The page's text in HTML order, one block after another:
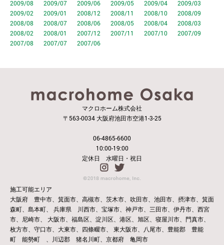
2009/08
2009/07 2009/06 2009/05 2009/04
2009/03
2009/02
2009/01 2008/12 2008/11 2008/10
2008/09
2008/08
2008/07 2008/06 2008/05 2008/04
2008/03
2008/02
2008/01 2007/12 2007/11 2007/10
2007/09
2007/08
2007/07 2007/06
マクロホーム株式会社
〒563-0034 大阪府池田市空港1-3-25
06-4865-6600
10:00-19:00
定休日 水曜日・祝日
施工可能エリア
大阪府 豊中市、箕面市、高槻市、茨木市、吹田市、池田市、摂津市、箕面
森町、島本町、
兵庫県 川西市、宝塚市、神戸市、三田市、伊丹市、西宮
市、尼崎市、
大阪市、福島区、淀川区、港区、旭区、寝屋川市、門真市、
枚方市、守口市、大東市、四條畷市、
東大阪市、八尾市、豊能郡 豊能
町 能勢町 、川辺郡 猪名川町、京都府 亀岡市